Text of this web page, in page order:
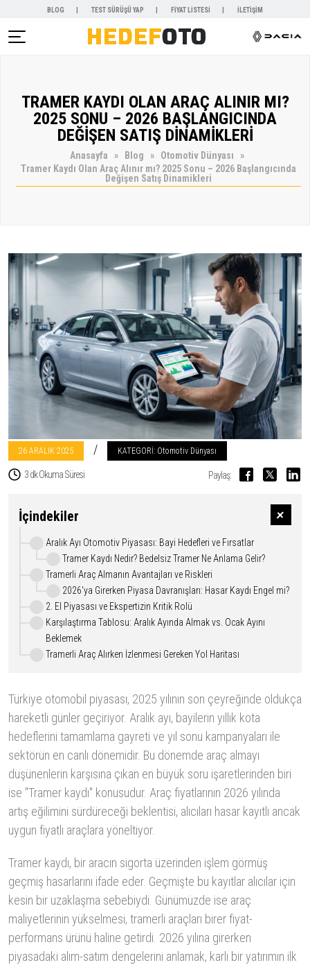
)
BLOG TEST SÜRÜŞÜ YAP FİYAT LİSTESİ İLETİŞİM
TRAMER KAYDI OLAN ARAÇ ALINIR MI?
2025 SONU – 2026 BAŞLANGICINDA
DEĞİŞEN SATIŞ DİNAMİKLERİ
Anasayfa Blog
Otomotiv Dünyası
Tramer Kaydı Olan Araç Alınır mı? 2025 Sonu – 2026 Başlangıcında
Değişen Satış Dinamikleri
26 ARALIK 2025 / KATEGORİ: Otomotiv Dünyası
3 dk Okuma Süresi Paylaş:
İçindekiler
Aralık Ayı Otomotiv Piyasası: Bayi Hedefleri ve Fırsatlar
Tramer Kaydı Nedir? Bedelsiz Tramer Ne Anlama Gelir?
Tramerli Araç Almanın Avantajları ve Riskleri
2026'ya Girerken Piyasa Davranışları: Hasar Kaydı Engel mi?
2. El Piyasası ve Ekspertizin Kritik Rolü
Karşılaştırma Tablosu: Aralık Ayında Almak vs. Ocak Ayını
Beklemek
Tramerli Araç Alırken İzlenmesi Gereken Yol Haritası
Türkiye otomobil piyasası, 2025 yılının son çeyreğinde oldukça
hareketli günler geçiriyor. Aralık ayı, bayilerin yıllık kota
hedeflerini tamamlama gayreti ve yıl sonu kampanyaları ile
sektörün en canlı dönemidir. Bu dönemde araç almayı
düşünenlerin karşısına çıkan en büyük soru işaretlerinden biri
ise "Tramer kaydı" konusudur. Araç fiyatlarının 2026 yılında
artış eğilimini sürdüreceği beklentisi, alıcıları hasar kayıtlı ancak
uygun fiyatlı araçlara yöneltiyor.
Tramer kaydı, bir aracın sigorta üzerinden işlem görmüş
geçmiş hasarlarını ifade eder. Geçmişte bu kayıtlar alıcılar için
kesin bir uzaklaşma sebebiydi. Günümüzde ise araç
maliyetlerinin yükselmesi, tramerli araçları birer fiyat-
performans ürünü haline getirdi. 2026 yılına girerken
piyasadaki alım-satım dengelerini anlamak, karlı bir yatırımın ilk